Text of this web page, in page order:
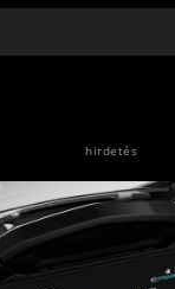
Jön még kép!